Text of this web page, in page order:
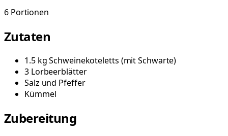
6 Portionen
Zutaten
1.5 kgSchweinekoteletts (mit Schwarte)
3 Lorbeerblätter
Salz und Pfeffer
Kümmel
Zubereitung